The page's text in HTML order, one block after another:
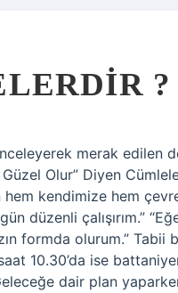
?
merak edilen
Olur” Diyen
kendimize hem
düzenli çalışırım.”
formda olurum.” Tabii
10.30’da ise
dair plan